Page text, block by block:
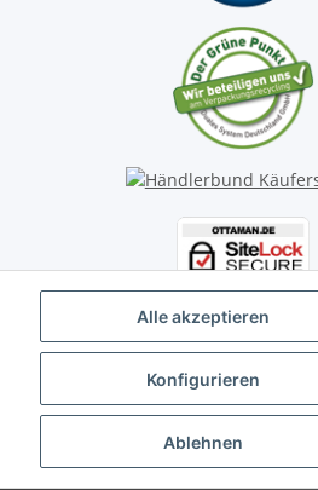
Alle akzeptieren
Konfigurieren
Ablehnen